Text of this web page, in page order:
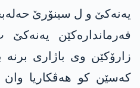
یەنەکێ و ل سینۆرێ
فەرماندارەکێن
زارۆکێن وی باژاری
کەسێن کو ھەڤکاریا